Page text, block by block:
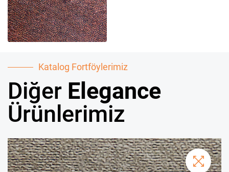
Katalog Fortföylerimiz
Diğer Elegance
Ürünlerimiz